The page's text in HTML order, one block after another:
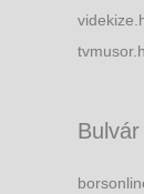
Bulvár